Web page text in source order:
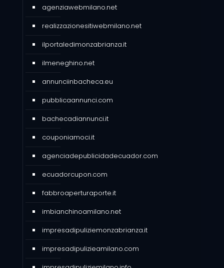
agenziawebmilano.net
realizzazionesitiwebmilano.net
ilportaledimonzabrianza.it
ilmeneghino.net
annunciinbacheca.eu
pubblicaannunci.com
bachecadiannunci.it
couponiamoci.it
agenciadepublicidadecuador.com
ecuadorcupon.com
fabbroaperturaporte.it
imbianchinoamilano.net
impresadipuliziemonzabrianza.it
impresadipulizieamilano.com